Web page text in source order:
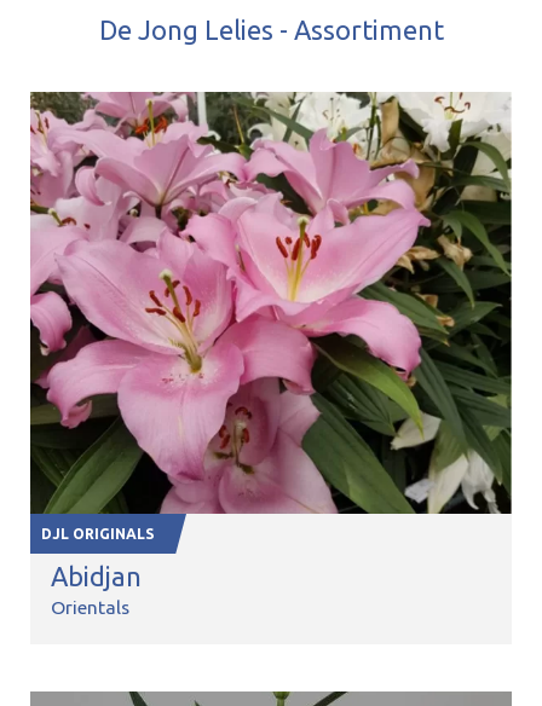
De Jong Lelies - Assortiment
DJL ORIGINALS
Abidjan
Orientals